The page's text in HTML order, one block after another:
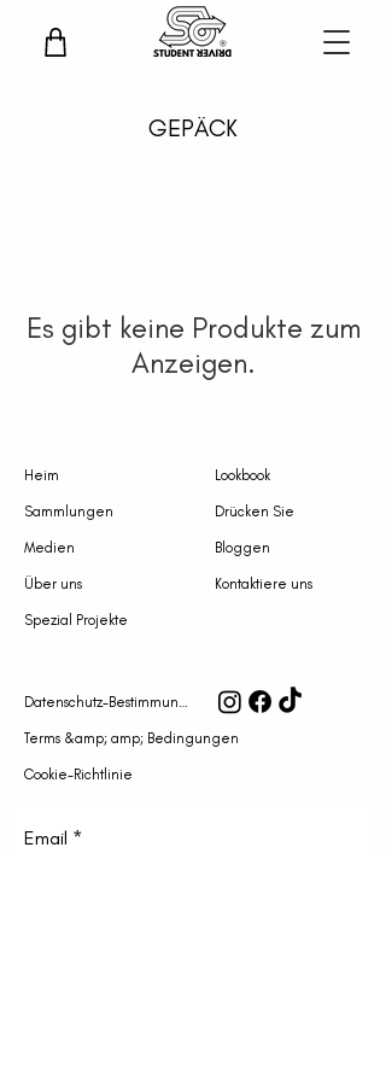
GEPÄCK
Es gibt keine Produkte zum
Anzeigen.
Heim
Sammlungen
Medien
Über uns
Spezial Projekte
Lookbook
Drücken Sie
Bloggen
Kontaktiere uns
Datenschutz-Bestimmungen
Terms &amp; amp; Bedingungen
Cookie-Richtlinie
Email